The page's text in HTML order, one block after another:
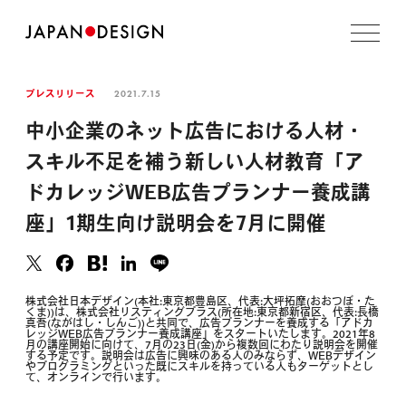
プレスリリース 2021.7.15
中小企業のネット広告における人材・
スキル不足を補う新しい人材教育「ア
ドカレッジWEB広告プランナー養成講
座」1期生向け説明会を7月に開催
株式会社日本デザイン(本社:東京都豊島区、代表:大坪拓摩(おおつぼ・た
くま))は、株式会社リスティングプラス(所在地:東京都新宿区、代表:長橋
真吾(ながはし・しんご))と共同で、広告プランナーを養成する「アドカ
レッジWEB広告プランナー養成講座」をスタートいたします。2021年8
月の講座開始に向けて、7月の23日(金)から複数回にわたり説明会を開催
する予定です。説明会は広告に興味のある人のみならず、WEBデザイン
やプログラミングといった既にスキルを持っている人もターゲットとし
て、オンラインで行います。